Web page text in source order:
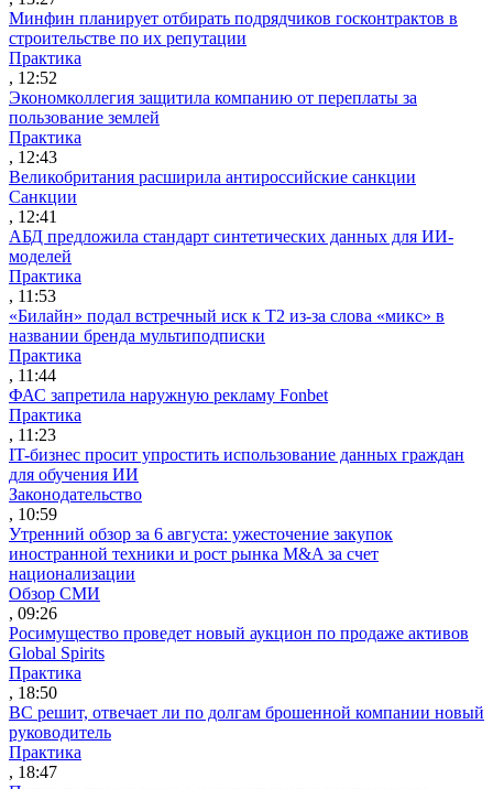
Минфин планирует отбирать подрядчиков госконтрактов в
строительстве по их репутации
Практика
, 12:52
Экономколлегия защитила компанию от переплаты за
пользование землей
Практика
, 12:43
Великобритания расширила антироссийские санкции
Санкции
, 12:41
АБД предложила стандарт синтетических данных для ИИ-
моделей
Практика
, 11:53
«Билайн» подал встречный иск к Т2 из-за слова «микс» в
названии бренда мультиподписки
Практика
, 11:44
ФАС запретила наружную рекламу Fonbet
Практика
, 11:23
IT-бизнес просит упростить использование данных граждан
для обучения ИИ
Законодательство
, 10:59
Утренний обзор за 6 августа: ужесточение закупок
иностранной техники и рост рынка M&A за счет
национализации
Обзор СМИ
, 09:26
Росимущество проведет новый аукцион по продаже активов
Global Spirits
Практика
, 18:50
ВС решит, отвечает ли по долгам брошенной компании новый
руководитель
Практика
, 18:47